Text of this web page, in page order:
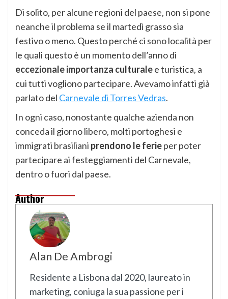
Di solito, per alcune regioni del paese, non si pone
neanche il problema se il martedì grasso sia
festivo o meno. Questo perché ci sono località per
le quali questo è un momento dell’anno di
eccezionale importanza culturalee turistica, a
cui tutti vogliono partecipare. Avevamo infatti già
parlato del Carnevale di Torres Vedras.
In ogni caso, nonostante qualche azienda non
conceda il giorno libero, molti portoghesi e
immigrati brasiliani prendono le ferieper poter
partecipare ai festeggiamenti del Carnevale,
dentro o fuori dal paese.
Author
Alan De Ambrogi
Residente a Lisbona dal 2020, laureato in
marketing, coniuga la sua passione per i